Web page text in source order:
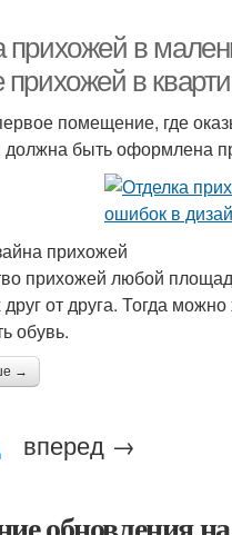
прихожей в
прихожей в
помещение, где
должна быть оформлена
прихожей
прихожей любой
друг от друга. Тогда
обувь.
→
вперед →